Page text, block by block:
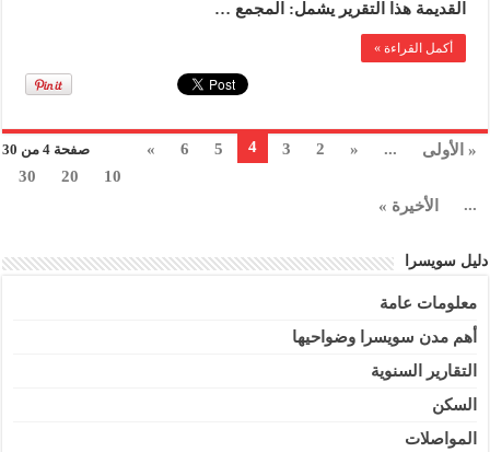
القديمة هذا التقرير يشمل: المجمع …
أكمل القراءة »
صفحة 4 من 30 « الأولى ...
«
2
3
4
5
6
»
10
20
30
...
الأخيرة »
دليل سويسرا
معلومات عامة
أهم مدن سويسرا وضواحيها
التقارير السنوية
السكن
المواصلات